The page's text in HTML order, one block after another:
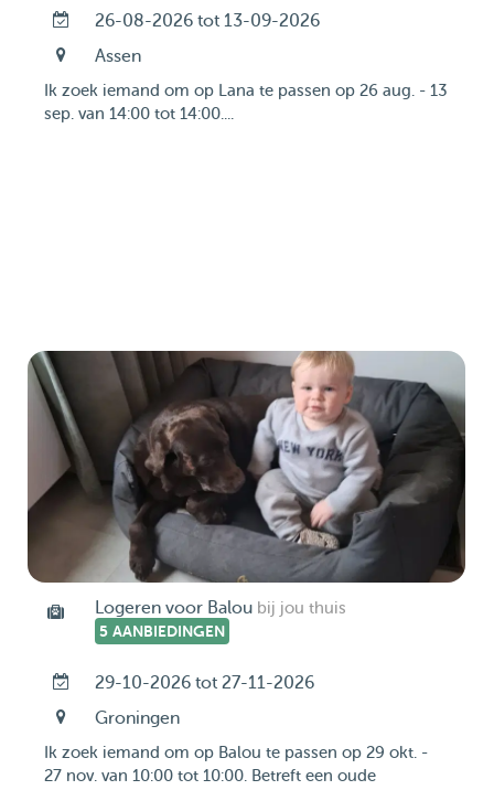
26-08-2026 tot 13-09-2026
Assen
Ik zoek iemand om op Lana te passen op 26 aug. - 13
sep. van 14:00 tot 14:00....
Logeren voor Balou bij jou thuis
5 AANBIEDINGEN
29-10-2026 tot 27-11-2026
Groningen
Ik zoek iemand om op Balou te passen op 29 okt. -
27 nov. van 10:00 tot 10:00. Betreft een oude